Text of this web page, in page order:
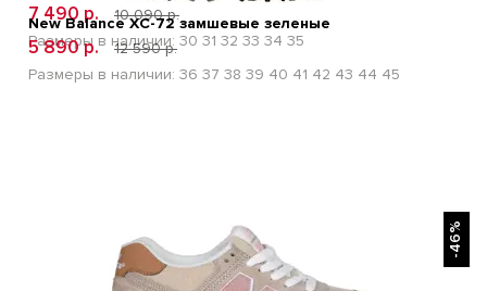
7 490 р.
10 090 р.
Размеры в наличии: 30 31 32 33 34 35
New Balance XC-72 замшевые зеленые
5 890 р. 12 590 р.
Размеры в наличии: 36 37 38 39 40 41 42 43 44 45
-46%